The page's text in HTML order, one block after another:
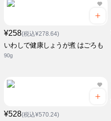
¥258(税込¥278.64)
いわしで健康しょうが煮 はごろも
90g
¥528(税込¥570.24)